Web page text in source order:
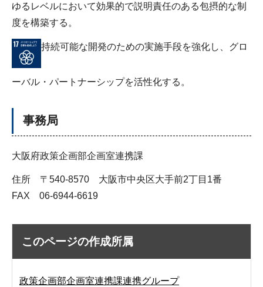
ゆるレベルにおいて効果的で説明責任のある包摂的な制
度を構築する。
持続可能な開発のための実施手段を強化し、グロ
ーバル・パートナーシップを活性化する。
事務局
大阪府政策企画部企画室連携課
住所 〒540-8570 大阪市中央区大手前2丁目1番
FAX 06-6944-6619
このページの作成所属
政策企画部企画室連携課連携グループ